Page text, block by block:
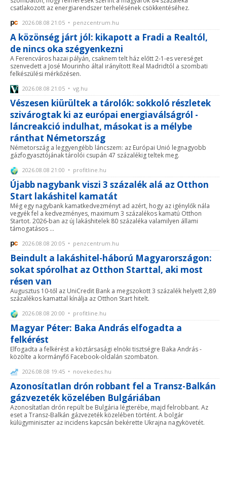
csatlakozott az energiarendszer terhelésének csökkentéséhez.
2026.08.08 21:05 • penzcentrum.hu
A közönség járt jól: kikapott a Fradi a Realtól,
de nincs oka szégyenkezni
A Ferencváros hazai pályán, csaknem telt ház előtt 2-1-es vereséget
szenvedett a José Mourinho által irányított Real Madridtól a szombati
felkészülési mérkőzésen.
2026.08.08 21:05 • vg.hu
Vészesen kiürültek a tárolók: sokkoló részletek
szivárogtak ki az európai energiaválságról -
láncreakció indulhat, másokat is a mélybe
ránthat Németország
Németország a leggyengébb láncszem: az Európai Unió legnagyobb
gázfogyasztójának tárolói csupán 47 százalékig teltek meg.
2026.08.08 21:00 • profitline.hu
Újabb nagybank viszi 3 százalék alá az Otthon
Start lakáshitel kamatát
Még egy nagybank kamatkedvezményt ad azért, hogy az igénylők nála
vegyék fel a kedvezményes, maximum 3 százalékos kamatú Otthon
Startot. 2026-ban az új lakáshitelek 80 százaléka valamilyen állami
támogatásos ...
2026.08.08 20:05 • penzcentrum.hu
Beindult a lakáshitel-háború Magyarországon:
sokat spórolhat az Otthon Starttal, aki most
résen van
Augusztus 10-től az UniCredit Bank a megszokott 3 százalék helyett 2,89
százalékos kamattal kínálja az Otthon Start hitelt.
2026.08.08 20:00 • profitline.hu
Magyar Péter: Baka András elfogadta a
felkérést
Elfogadta a felkérést a köztársasági elnöki tisztségre Baka András -
közölte a kormányfő Facebook-oldalán szombaton.
2026.08.08 19:45 • novekedes.hu
Azonosítatlan drón robbant fel a Transz-Balkán
gázvezeték közelében Bulgáriában
Azonosítatlan drón repült be Bulgária légterébe, majd felrobbant. Az
eset a Transz-Balkán gázvezeték közelében történt. A bolgár
külügyminiszter az incidens kapcsán bekérette Ukrajna nagykövetét.